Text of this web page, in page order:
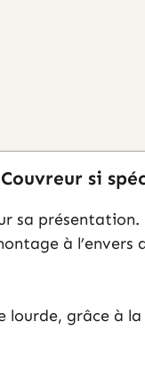
si
sa présentation.
à l’envers
lourde, grâce à